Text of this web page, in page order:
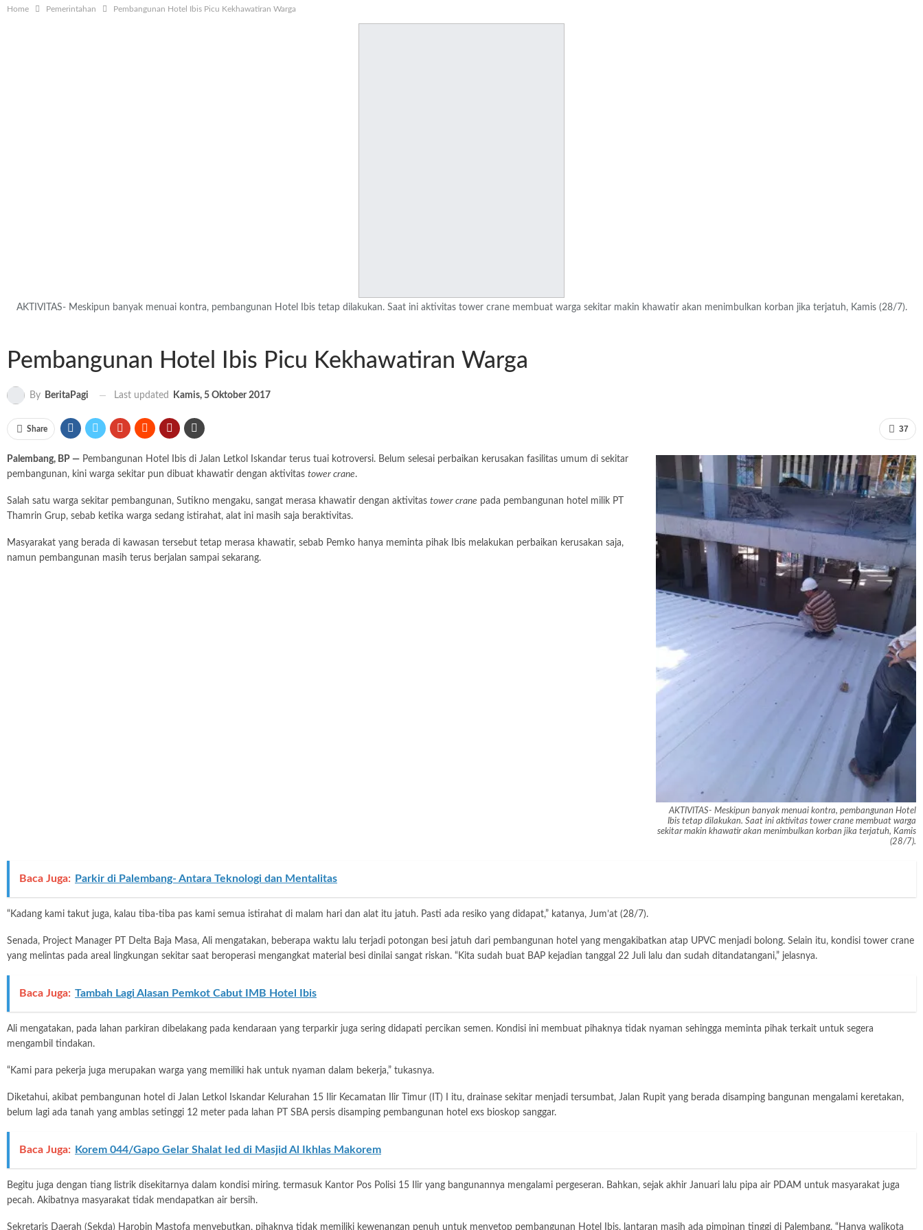
Home Pemerintahan Pembangunan Hotel Ibis Picu Kekhawatiran Warga
AKTIVITAS- Meskipun banyak menuai kontra, pembangunan Hotel Ibis tetap dilakukan. Saat ini aktivitas tower crane membuat warga sekitar makin khawatir akan menimbulkan korban jika terjatuh, Kamis (28/7).
Pembangunan Hotel Ibis Picu Kekhawatiran Warga
By BeritaPagi Last updated Kamis, 5 Oktober 2017
37
Share
AKTIVITAS- Meskipun banyak menuai kontra, pembangunan Hotel
Ibis tetap dilakukan. Saat ini aktivitas tower crane membuat warga
sekitar makin khawatir akan menimbulkan korban jika terjatuh, Kamis
(28/7).
Palembang, BP — Pembangunan Hotel Ibis di Jalan Letkol Iskandar terus tuai kotroversi. Belum selesai perbaikan kerusakan fasilitas umum di sekitar
pembangunan, kini warga sekitar pun dibuat khawatir dengan aktivitas tower crane.
Salah satu warga sekitar pembangunan, Sutikno mengaku, sangat merasa khawatir dengan aktivitas tower crane pada pembangunan hotel milik PT
Thamrin Grup, sebab ketika warga sedang istirahat, alat ini masih saja beraktivitas.
Masyarakat yang berada di kawasan tersebut tetap merasa khawatir, sebab Pemko hanya meminta pihak Ibis melakukan perbaikan kerusakan saja,
namun pembangunan masih terus berjalan sampai sekarang.
Baca Juga: Parkir di Palembang- Antara Teknologi dan Mentalitas
“Kadang kami takut juga, kalau tiba-tiba pas kami semua istirahat di malam hari dan alat itu jatuh. Pasti ada resiko yang didapat,” katanya, Jum’at (28/7).
Senada, Project Manager PT Delta Baja Masa, Ali mengatakan, beberapa waktu lalu terjadi potongan besi jatuh dari pembangunan hotel yang mengakibatkan atap UPVC menjadi bolong. Selain itu, kondisi tower crane
yang melintas pada areal lingkungan sekitar saat beroperasi mengangkat material besi dinilai sangat riskan. “Kita sudah buat BAP kejadian tanggal 22 Juli lalu dan sudah ditandatangani,” jelasnya.
Baca Juga: Tambah Lagi Alasan Pemkot Cabut IMB Hotel Ibis
Ali mengatakan, pada lahan parkiran dibelakang pada kendaraan yang terparkir juga sering didapati percikan semen. Kondisi ini membuat pihaknya tidak nyaman sehingga meminta pihak terkait untuk segera
mengambil tindakan.
“Kami para pekerja juga merupakan warga yang memiliki hak untuk nyaman dalam bekerja,” tukasnya.
Diketahui, akibat pembangunan hotel di Jalan Letkol Iskandar Kelurahan 15 Ilir Kecamatan Ilir Timur (IT) I itu, drainase sekitar menjadi tersumbat, Jalan Rupit yang berada disamping bangunan mengalami keretakan,
belum lagi ada tanah yang amblas setinggi 12 meter pada lahan PT SBA persis disamping pembangunan hotel exs bioskop sanggar.
Baca Juga: Korem 044/Gapo Gelar Shalat Ied di Masjid Al Ikhlas Makorem
Begitu juga dengan tiang listrik disekitarnya dalam kondisi miring. termasuk Kantor Pos Polisi 15 Ilir yang bangunannya mengalami pergeseran. Bahkan, sejak akhir Januari lalu pipa air PDAM untuk masyarakat juga
pecah. Akibatnya masyarakat tidak mendapatkan air bersih.
Sekretaris Daerah (Sekda) Harobin Mastofa menyebutkan, pihaknya tidak memiliki kewenangan penuh untuk menyetop pembangunan Hotel Ibis, lantaran masih ada pimpinan tinggi di Palembang. “Hanya walikota